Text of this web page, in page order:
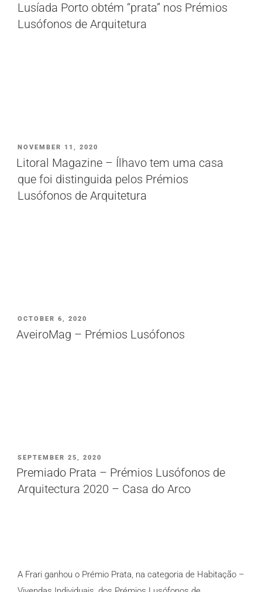
Lusíada Porto obtém “prata” nos Prémios
Lusófonos de Arquitetura
PUBLICADO
EM
NOVEMBER 11, 2020
Litoral Magazine – Ílhavo tem uma casa
que foi distinguida pelos Prémios
Lusófonos de Arquitetura
PUBLICADO
EM
OCTOBER 6, 2020
AveiroMag – Prémios Lusófonos
PUBLICADO
EM
SEPTEMBER 25, 2020
Premiado Prata – Prémios Lusófonos de
Arquitectura 2020 – Casa do Arco
A Frari ganhou o Prémio Prata, na categoria de Habitação –